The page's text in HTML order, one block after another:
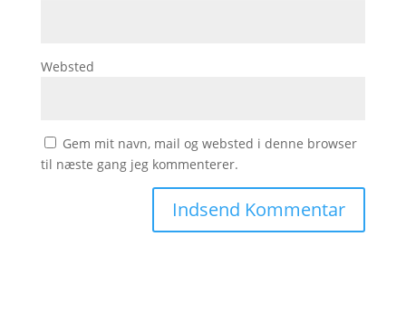
Websted
Gem mit navn, mail og websted i denne browser
til næste gang jeg kommenterer.